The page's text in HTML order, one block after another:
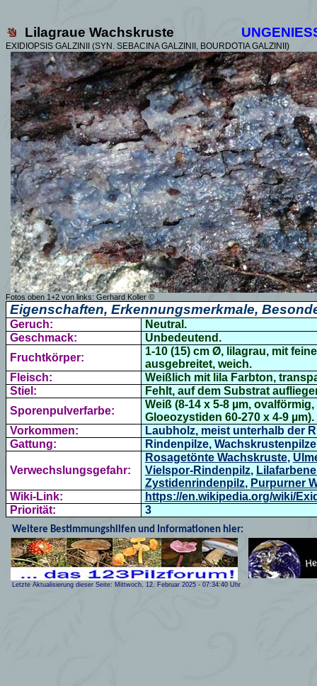
Lilagraue Wachskruste
EXIDIOPSIS GALZINII (SYN. SEBACINA GALZINII, BOURDOTIA GALZINII)
Fotos oben 1+2 von links: Gerhard Koller ©
Eigenschaften, Erkennungsmerkmale,
Geruch:
Neutral.
Geschmack:
Unbedeutend.
Fruchtkörper:
1-10 (15) cm Ø,lilagrau, mit
ausgebreitet, weich.
Fleisch:
Weißlich mit lila Farbton,
Stiel:
Fehlt, auf dem Substrat
Sporenpulverfarbe:
Weiß (8-14 x 5-8 µm,
Gloeozystiden 60-270 x 4-9 µm).
Vorkommen:
Laubholz, meist unterhalb der
Gattung:
Rindenpilze,
Verwechslungsgefahr:
Rosagetönte Wachskruste,
Vielspor-Rindenpilz,
Zystidenrindenpilz, Purpurner
Wiki-Link:
https://en.wikipedia.org/wiki/
Priorität:
3
Weitere Bestimmungshilfen und Informationen hier:
Letzte Aktualisierung dieser Seite: Mittwoch, 12. Februar 2025 - 07:34:40 Uhr